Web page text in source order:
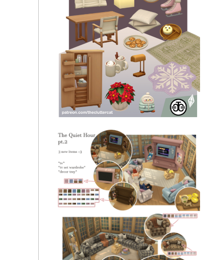
LalaLANA - Nest Collection (Livingroom Part)